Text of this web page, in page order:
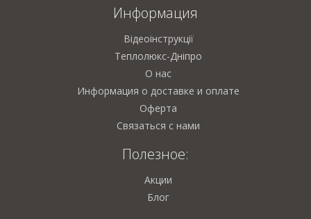
Информация
Відеоінструкції
Теплолюкс-Дніпро
О нас
Информация о доставке и оплате
Оферта
Связаться с нами
Полезное:
Акции
Блог